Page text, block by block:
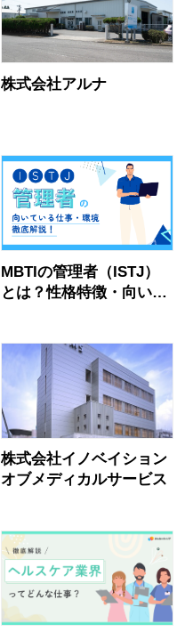
株式会社アルナ
MBTIの管理者（ISTJ）
とは？性格特徴・向いて
株式会社イノベイション
オブメディカルサービス